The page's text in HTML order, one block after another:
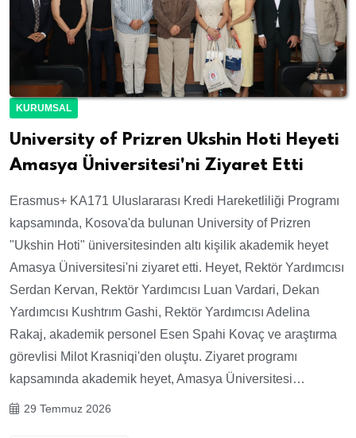
KURUMSAL
University of Prizren Ukshin Hoti Heyeti
Amasya Üniversitesi'ni Ziyaret Etti
Erasmus+ KA171 Uluslararası Kredi Hareketliliği Programı
kapsamında, Kosova'da bulunan University of Prizren
"Ukshin Hoti" üniversitesinden altı kişilik akademik heyet
Amasya Üniversitesi'ni ziyaret etti. Heyet, Rektör Yardımcısı
Serdan Kervan, Rektör Yardımcısı Luan Vardari, Dekan
Yardımcısı Kushtrım Gashi, Rektör Yardımcısı Adelina
Rakaj, akademik personel Esen Spahi Kovaç ve araştırma
görevlisi Milot Krasniqi'den oluştu. Ziyaret programı
kapsamında akademik heyet, Amasya Üniversitesi…
29 Temmuz 2026